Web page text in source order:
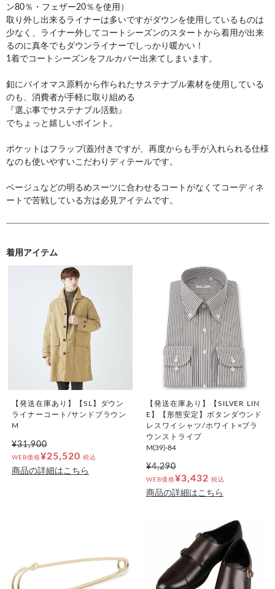
ン80％・フェザー20％を使用）
取り外し出来るライナーは多いですがダウンを使用しているものは
少なく、ライナー外してコートシーズンのスタートから着用が出来
るのに真冬でもダウンライナーでしっかり暖かい！
1着でコートシーズンをフルカバー出来てしまいます。
釦にバイオマス原料から作られたサステナブル素材を使用している
のも、消費者が手軽に取り組める
『選ぶ事でサステナブル活動』
でちょっと嬉しいポイント。
ポケットはフラップ(蓋)付きですが、再度からも手が入れられる仕様
なのも使いやすいこだわりディテールです。
ベージュなどの明るめスーツに合わせるコートがなくてコーディネ
ートで苦戦している方は必見アイテムです。
着用アイテム
【発送在庫あり】【SL】ダウン
ライナーコート/サンドブラウン
M
¥31,900
WEB価格¥25,520 税込
商品の詳細はこちら
【発送在庫あり】【SILVER LIN
E】【形態安定】ボタンダウンド
レスワイシャツ/ホワイト×ブラ
ウンストライプ
M(39)-84
¥4,290
WEB価格¥3,432 税込
商品の詳細はこちら